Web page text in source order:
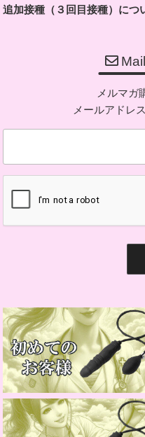
ー
投
追加接種（３回目接種）につ
メルマガ
メールアドレ